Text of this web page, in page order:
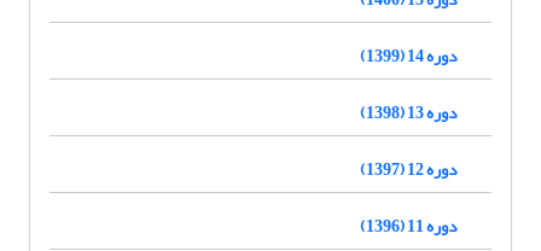
دوره 14 (1399)
دوره 13 (1398)
دوره 12 (1397)
دوره 11 (1396)